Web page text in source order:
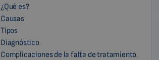
¿Qué es?
Causas
Tipos
Diagnóstico
Complicaciones de la falta de tratamiento